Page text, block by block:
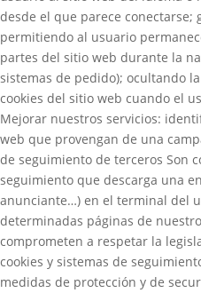
desde el que parece conectarse;
permitiendo al usuario
partes del sitio web durante la
sistemas de pedido); ocultando
cookies del sitio web cuando el
Mejorar nuestros servicios:
web que provengan de una
de seguimiento de terceros Son
seguimiento que descarga una
anunciante…) en el terminal del
determinadas páginas de
comprometen a respetar la
cookies y sistemas de
medidas de protección y de